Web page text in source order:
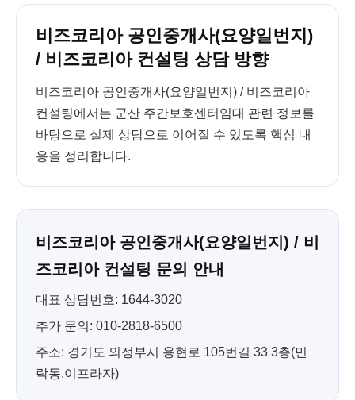
비즈코리아 공인중개사(요양일번지)
/ 비즈코리아 컨설팅 상담 방향
비즈코리아 공인중개사(요양일번지) / 비즈코리아
컨설팅에서는 군산 주간보호센터임대 관련 정보를
바탕으로 실제 상담으로 이어질 수 있도록 핵심 내
용을 정리합니다.
비즈코리아 공인중개사(요양일번지) / 비
즈코리아 컨설팅 문의 안내
대표 상담번호: 1644-3020
추가 문의: 010-2818-6500
주소: 경기도 의정부시 용현로 105번길 33 3층(민
락동,이프라자)